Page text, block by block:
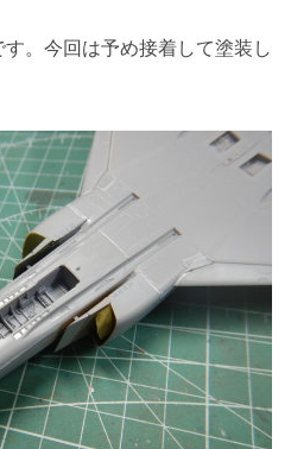
。今回は予め接着して塗装し